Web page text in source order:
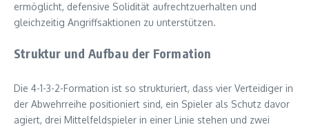
ermöglicht, defensive Solidität aufrechtzuerhalten und
gleichzeitig Angriffsaktionen zu unterstützen.
Struktur und Aufbau der Formation
Die 4-1-3-2-Formation ist so strukturiert, dass vier Verteidiger in
der Abwehrreihe positioniert sind, ein Spieler als Schutz davor
agiert, drei Mittelfeldspieler in einer Linie stehen und zwei